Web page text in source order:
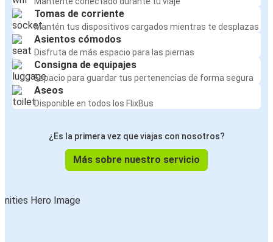
Tomas de corriente
Mantén tus dispositivos cargados mientras te desplazas
Asientos cómodos
Disfruta de más espacio para las piernas
Consigna de equipajes
Espacio para guardar tus pertenencias de forma segura
Aseos
Disponible en todos los FlixBus
¿Es la primera vez que viajas con nosotros?
Más sobre nuestro servicio